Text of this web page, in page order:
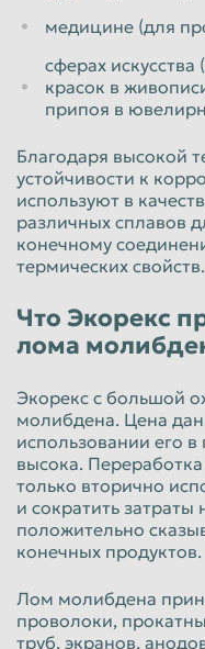
Санкт-Петербург
Саратов
Северодвинск
Ставрополь
Стерлитамак
Сызрань
Тверь
Тюмень
Ульяновск
Химки
Челябинск
Чита
Электросталь
медицине (для
сферах
красок в
припоя в
Благодаря высокой
устойчивости к
используют в
различных сплавов
конечному
термических свойств.
Что Экорекс
лома
Экорекс с большой
молибдена. Цена
использовании его
высока.
только вторично
и сократить затраты
положительно
конечных продуктов.
Лом молибдена
проволоки,
труб, экранов,